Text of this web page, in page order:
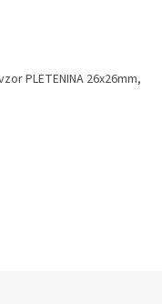
PLETENINA 26x26mm,